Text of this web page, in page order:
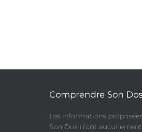
Comprendre Son
​Les informations
Son Dos n’ont